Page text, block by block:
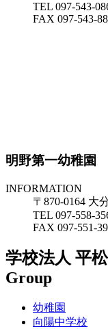
TEL 097-543-
FAX 097-543-
明野第一幼稚園
INFORMATION
〒870-0164 大
TEL 097-558-
FAX 097-551-
学校法人 平
Group
幼稚園
向陽中学校